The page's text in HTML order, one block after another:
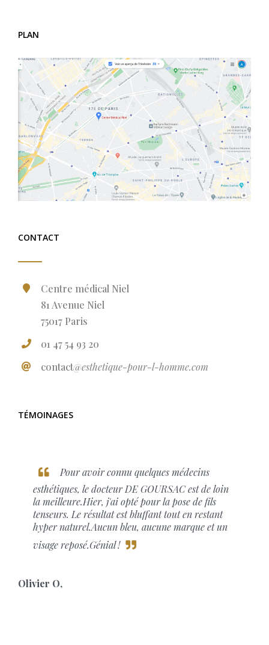
PLAN
CONTACT
Centre médical Niel
81 Avenue Niel
75017 Paris
01 47 54 93 20
contact@esthetique-pour-l-homme.com
TÉMOINAGES
Pour avoir connu quelques médecins
esthétiques, le docteur DE GOURSAC est de loin
la meilleure.Hier, j'ai opté pour la pose de fils
tenseurs. Le résultat est bluffant tout en restant
hyper naturel.Aucun bleu, aucune marque et un
visage reposé.Génial !
Olivier O,